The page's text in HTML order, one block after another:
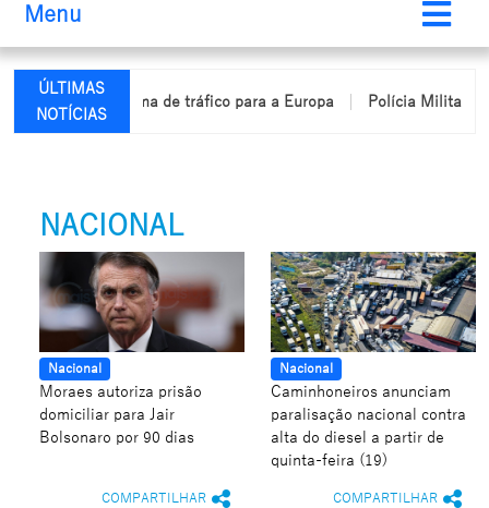
Menu
ÚLTIMAS
NOTÍCIAS
esquema de tráfico para a Europa Polícia Militar
NACIONAL
Nacional
Moraes autoriza prisão
domiciliar para Jair
Bolsonaro por 90 dias
COMPARTILHAR
Nacional
Caminhoneiros anunciam
paralisação nacional contra
alta do diesel a partir de
quinta-feira (19)
COMPARTILHAR